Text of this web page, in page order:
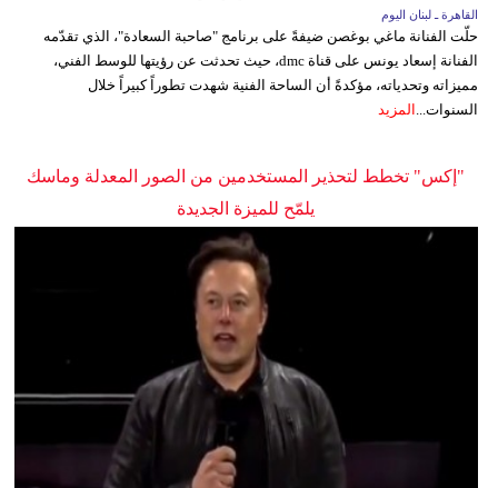
القاهرة ـ لبنان اليوم
حلّت الفنانة ماغي بوغصن ضيفةً على برنامج "صاحبة السعادة"، الذي تقدّمه
الفنانة إسعاد يونس على قناة dmc، حيث تحدثت عن رؤيتها للوسط الفني،
مميزاته وتحدياته، مؤكدةً أن الساحة الفنية شهدت تطوراً كبيراً خلال
السنوات...
المزيد
"إكس" تخطط لتحذير المستخدمين من الصور المعدلة وماسك
يلمّح للميزة الجديدة